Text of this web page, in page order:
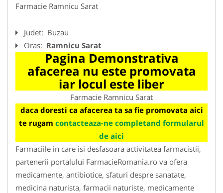
Farmacie Ramnicu Sarat
Judet: Buzau
Oras: Ramnicu Sarat
Pagina Demonstrativa
afacerea nu este promovata
iar locul este liber
Farmacie Ramnicu Sarat
daca doresti ca afacerea ta sa fie promovata aici
te rugam contacteaza-ne completand formularul
de aici
Farmaciile in care isi desfasoara activitatea farmacistii,
partenerii portalului FarmacieRomania.ro va ofera
medicamente, antibiotice, sfaturi despre sanatate,
medicina naturista, farmacii naturiste, medicamente